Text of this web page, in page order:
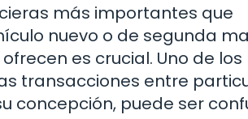
más importantes que
nuevo o de segunda
es crucial. Uno de los
transacciones entre
concepción, puede ser